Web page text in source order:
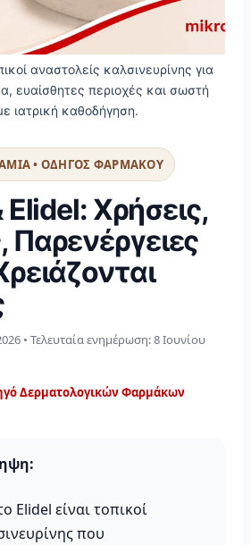
αναστολείς καλσινευρίνης για
ευαίσθητες περιοχές και σωστή
ιατρική καθοδήγηση.
• ΟΔΗΓΟΣ ΦΑΡΜΑΚΟΥ
Χρήσεις,
Παρενέργειες
• Τελευταία ενημέρωση:8 Ιουνίου
Δερματολογικών Φαρμάκων
Elidel είναι τοπικοί
που